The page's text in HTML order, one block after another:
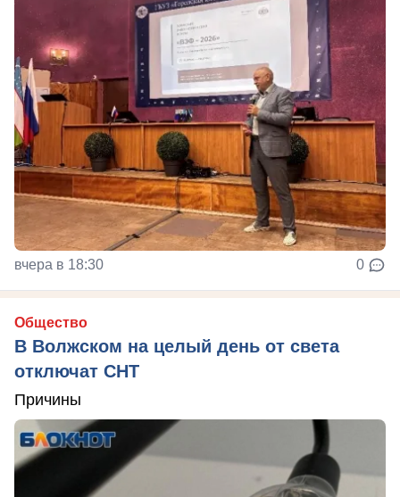
вчера в 18:30 0
Общество
В Волжском на целый день от света
отключат СНТ
Причины